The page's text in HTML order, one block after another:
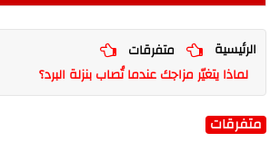
الرئيسية
متفرقات
لماذا يتغيّر مزاجك عندما تُصاب بنزلة البرد؟
متفرقات